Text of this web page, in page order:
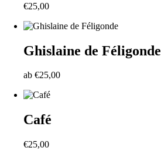
€25,00
Ghislaine de Féligonde
ab €25,00
Café
€25,00